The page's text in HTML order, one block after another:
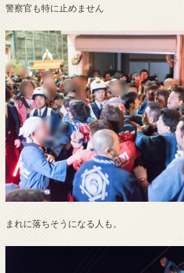
警察官も特に止めません
まれに落ちそうになる人も。